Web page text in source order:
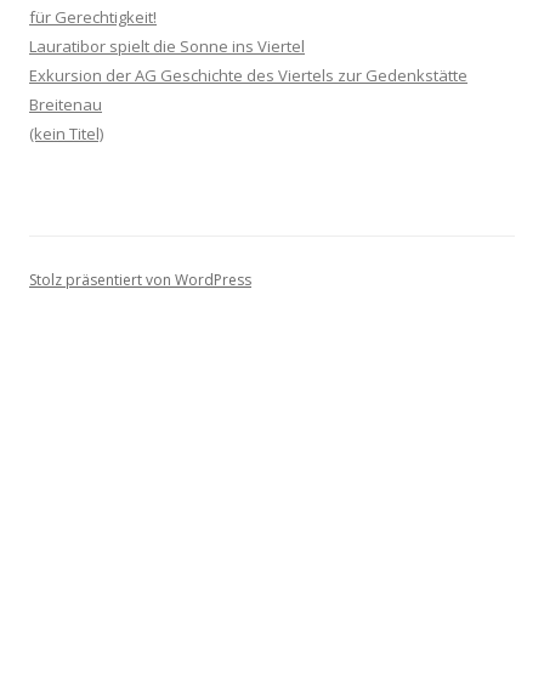
für Gerechtigkeit!
Lauratibor spielt die Sonne ins Viertel
Exkursion der AG Geschichte des Viertels zur Gedenkstätte
Breitenau
(kein Titel)
Stolz präsentiert von WordPress